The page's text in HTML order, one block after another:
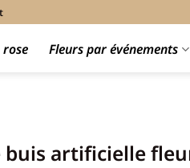
rose Fleurs par événements
buis artificielle